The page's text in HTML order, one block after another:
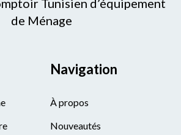
de Ménage
Navigation
À propos
Nouveautés